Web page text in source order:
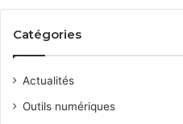
Catégories
Actualités
Outils numériques